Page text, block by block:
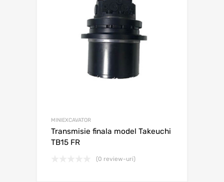
MINIEXCAVATOR
Transmisie finala model Takeuchi
TB15 FR
(0 review-uri)